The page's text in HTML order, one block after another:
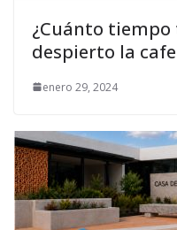
¿Cuánto
despierto la
enero 29, 2024